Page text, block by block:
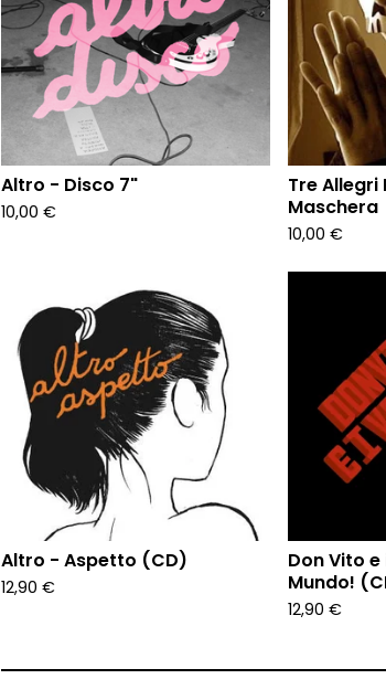
Altro - Disco 7"
10,00 €
Tre
Maschera
10,00 €
Altro - Aspetto (CD)
12,90 €
Don Vito e
Mundo!
12,90 €